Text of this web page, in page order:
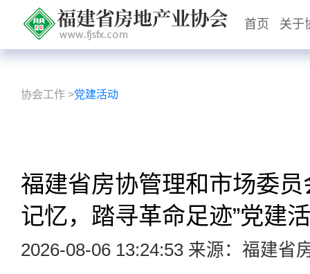
首页 关于
协会工作 >党建活动
福建省房协管理和市场委
记忆，踏寻革命足迹”党建
2026-08-06 13:24:53 来源：福建省